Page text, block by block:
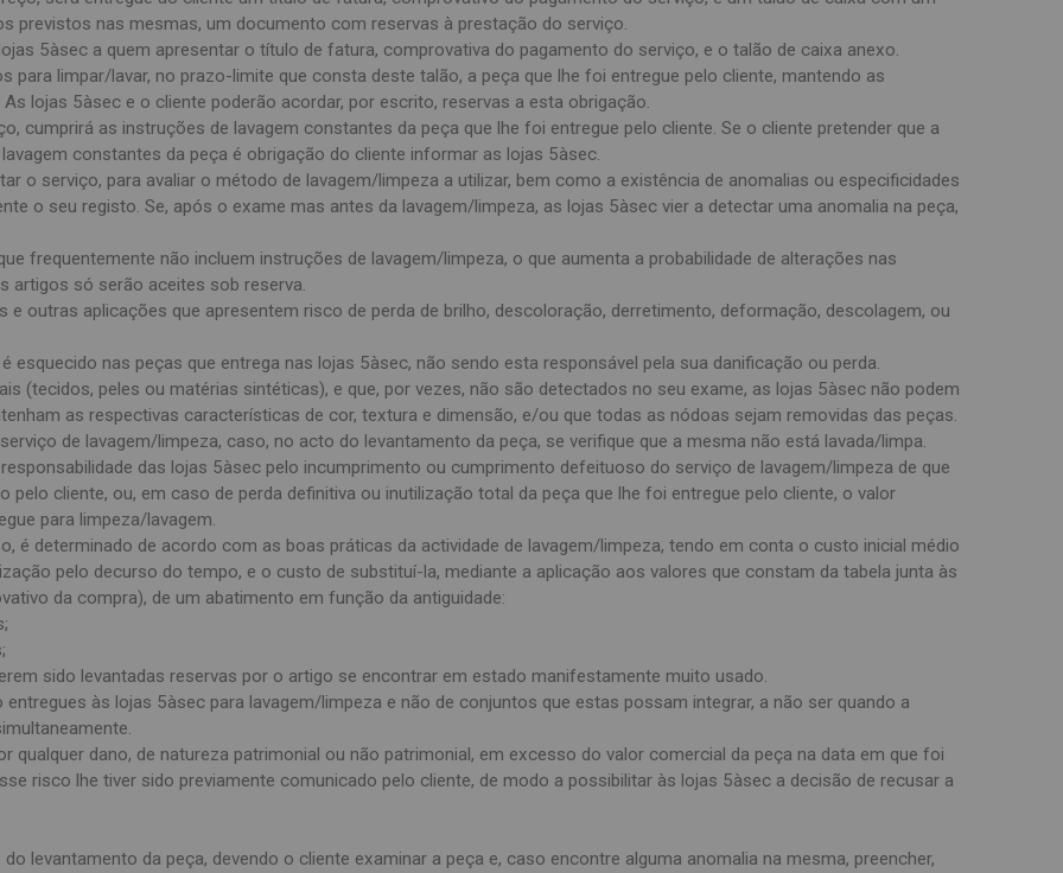
previstos nas mesmas, um documento com reservas à prestação do serviço.
5àsec a quem apresentar o título de fatura, comprovativa do pagamento do serviço, e o talão de caixa anexo.
limpar/lavar, no prazo-limite que consta deste talão, a peça que lhe foi entregue pelo cliente, mantendo as
lojas 5àsec e o cliente poderão acordar, por escrito, reservas a esta obrigação.
cumprirá as instruções de lavagem constantes da peça que lhe foi entregue pelo cliente. Se o cliente pretender que a
constantes da peça é obrigação do cliente informar as lojas 5àsec.
o serviço, para avaliar o método de lavagem/limpeza a utilizar, bem como a existência de anomalias ou especificidades
o seu registo. Se, após o exame mas antes da lavagem/limpeza, as lojas 5àsec vier a detectar uma anomalia na peça,
frequentemente não incluem instruções de lavagem/limpeza, o que aumenta a probabilidade de alterações nas
artigos só serão aceites sob reserva.
outras aplicações que apresentem risco de perda de brilho, descoloração, derretimento, deformação, descolagem, ou
esquecido nas peças que entrega nas lojas 5àsec, não sendo esta responsável pela sua danificação ou perda.
(tecidos, peles ou matérias sintéticas), e que, por vezes, não são detectados no seu exame, as lojas 5àsec não podem
as respectivas características de cor, textura e dimensão, e/ou que todas as nódoas sejam removidas das peças.
de lavagem/limpeza, caso, no acto do levantamento da peça, se verifique que a mesma não está lavada/limpa.
das lojas 5àsec pelo incumprimento ou cumprimento defeituoso do serviço de lavagem/limpeza de que
cliente, ou, em caso de perda definitiva ou inutilização total da peça que lhe foi entregue pelo cliente, o valor
para limpeza/lavagem.
é determinado de acordo com as boas práticas da actividade de lavagem/limpeza, tendo em conta o custo inicial médio
pelo decurso do tempo, e o custo de substituí-la, mediante a aplicação aos valores que constam da tabela junta às
da compra), de um abatimento em função da antiguidade:
sido levantadas reservas por o artigo se encontrar em estado manifestamente muito usado.
às lojas 5àsec para lavagem/limpeza e não de conjuntos que estas possam integrar, a não ser quando a
qualquer dano, de natureza patrimonial ou não patrimonial, em excesso do valor comercial da peça na data em que foi
risco lhe tiver sido previamente comunicado pelo cliente, de modo a possibilitar às lojas 5àsec a decisão de recusar a
levantamento da peça, devendo o cliente examinar a peça e, caso encontre alguma anomalia na mesma, preencher,